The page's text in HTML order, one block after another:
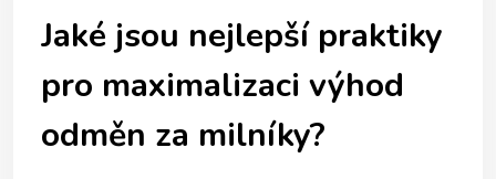
Jaké jsou nejlepší praktiky
pro maximalizaci výhod
odměn za milníky?